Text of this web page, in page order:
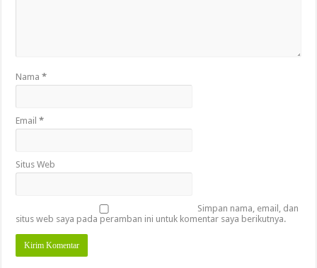
Nama*
Email*
Situs Web
Simpan nama, email, dan
situs web saya pada peramban ini untuk komentar saya berikutnya.